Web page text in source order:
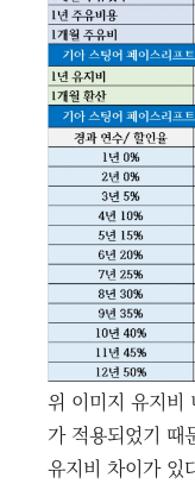
위 이미지 유지비
가 적용되었기 때
유지비 차이가 있